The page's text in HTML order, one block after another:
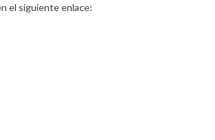
el siguiente enlace: